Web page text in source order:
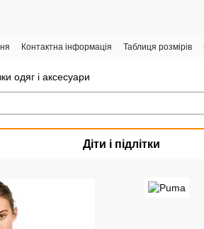
Контактна інформація Таблиця розмірів
одяг і аксесуари
Діти і підлітки